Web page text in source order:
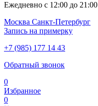
Ежедневно с 12:00 до 21:00
Москва Санкт-Петербург
Запись на примерку
+7 (985) 177 14 43
Обратный звонок
0
Избранное
0